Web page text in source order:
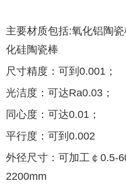
主要材质包括:氧化铝陶
化硅陶瓷棒
尺寸精度：可到 0.001 ；
光洁度：可达Ra0.03 ；
同心度：可达0.01 ；
平行度：可到 0.002
外径尺寸：可加工￠ 0.5-
2200mm